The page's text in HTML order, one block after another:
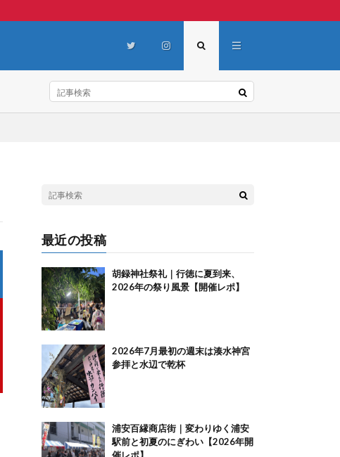
最近の投稿
胡録神社祭礼｜行徳に夏到来、
2026年の祭り風景【開催レポ】
2026年7月最初の週末は湊水神宮
参拝と水辺で乾杯
浦安百縁商店街｜変わりゆく浦安
駅前と初夏のにぎわい【2026年開